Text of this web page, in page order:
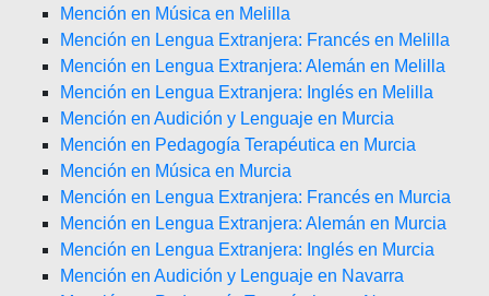
Mención en Música en Melilla
Mención en Lengua Extranjera: Francés en Melilla
Mención en Lengua Extranjera: Alemán en Melilla
Mención en Lengua Extranjera: Inglés en Melilla
Mención en Audición y Lenguaje en Murcia
Mención en Pedagogía Terapéutica en Murcia
Mención en Música en Murcia
Mención en Lengua Extranjera: Francés en Murcia
Mención en Lengua Extranjera: Alemán en Murcia
Mención en Lengua Extranjera: Inglés en Murcia
Mención en Audición y Lenguaje en Navarra